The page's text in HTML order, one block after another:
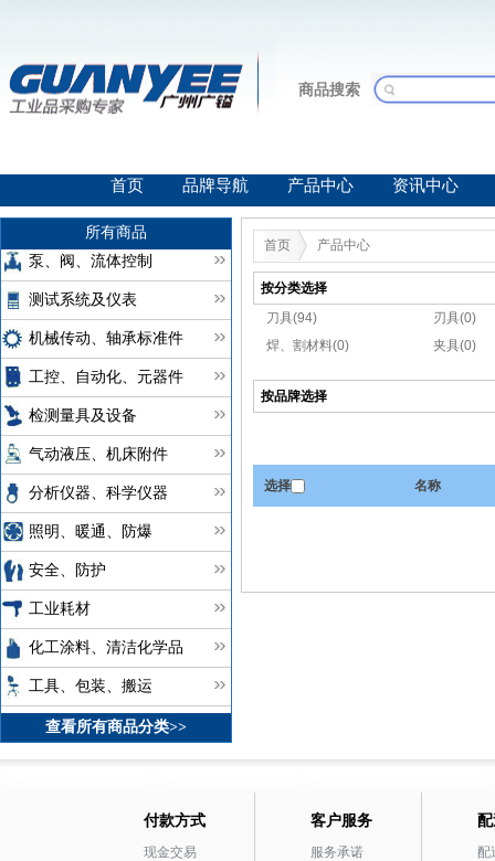
商品搜索
首页 品牌导航 产品中心 资讯中心
所有商品
泵、阀、流体控制
测试系统及仪表
机械传动、轴承标准件
工控、自动化、元器件
检测量具及设备
气动液压、机床附件
分析仪器、科学仪器
照明、暖通、防爆
安全、防护
工业耗材
化工涂料、清洁化学品
工具、包装、搬运
查看所有商品分类>>
首页 产品中心
按分类选择
刀具(94)
刃具(0)
焊、割材料(0)
夹具(0)
按品牌选择
选择 名称
付款方式
现金交易
客户服务
服务承诺
配